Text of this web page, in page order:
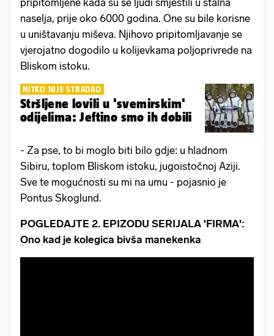
naselja, prije oko 6000 godina. One su bile korisne
u uništavanju miševa. Njihovo pripitomljavanje se
vjerojatno dogodilo u kolijevkama poljoprivrede na
Bliskom istoku.
NITKO NIJE STRADAO
Stršljene lovili u 'svemirskim'
odijelima: Jeftino smo ih dobili
- Za pse, to bi moglo biti bilo gdje: u hladnom
Sibiru, toplom Bliskom istoku, jugoistočnoj Aziji.
Sve te mogućnosti su mi na umu - pojasnio je
Pontus Skoglund.
POGLEDAJTE 2. EPIZODU SERIJALA 'FIRMA':
Ono kad je kolegica bivša manekenka